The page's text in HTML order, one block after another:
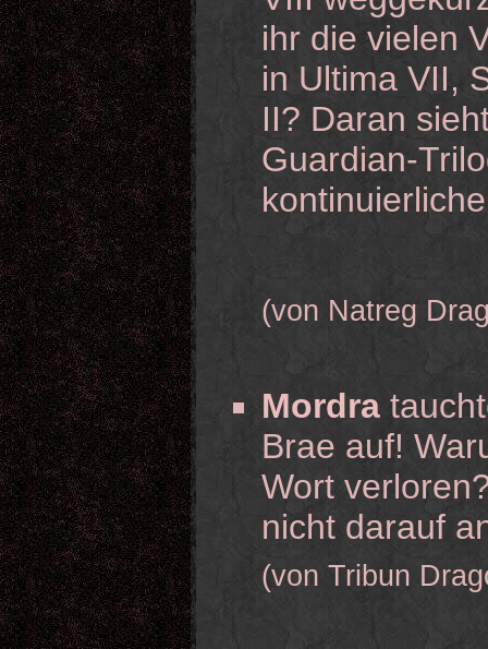
ihr die vielen
in Ultima VII,
II? Daran
Guardian-
(von Natreg
Mordra
Brae auf!
Wort
nicht darauf
(von Tribun